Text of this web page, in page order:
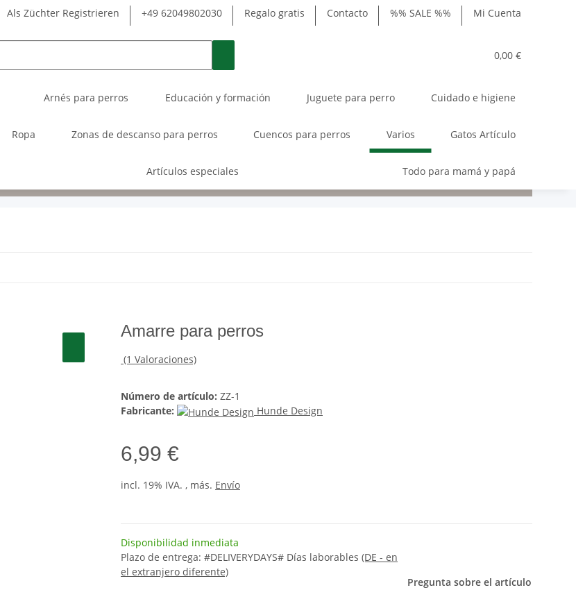
Als Züchter Registrieren +49 62049802030 Regalo gratis Contacto %% SALE %% Mi Cuenta
0,00 €
Arnés para perros Educación y formación Juguete para perro Cuidado e higiene
Ropa Zonas de descanso para perros Cuencos para perros Varios Gatos Artículo
Artículos especiales Todo para mamá y papá
Amarre para perros
(1 Valoraciones)
Número de artículo: ZZ-1
Fabricante:
Hunde Design
6,99 €
incl. 19% IVA. , más. Envío
Disponibilidad inmediata
Plazo de entrega: #DELIVERYDAYS# Días laborables (DE - en
el extranjero diferente)
Pregunta sobre el artículo